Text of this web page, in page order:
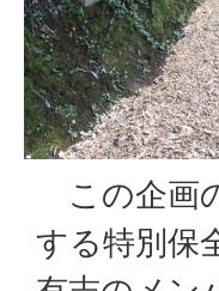
この企画
する特別保